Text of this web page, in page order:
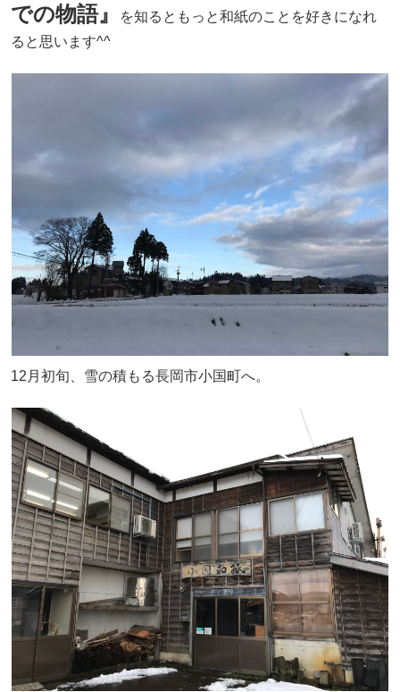
での物語』
を知るともっと和紙のことを好きになれ
ると思います^^
12月初旬、雪の積もる長岡市小国町へ。